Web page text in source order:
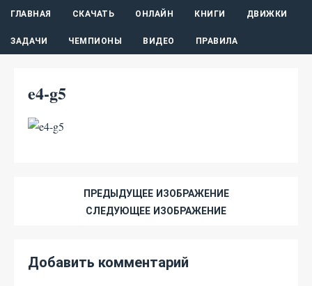
ГЛАВНАЯ СКАЧАТЬ ОНЛАЙН КНИГИ ДВИЖКИ
ЗАДАЧИ ЧЕМПИОНЫ ВИДЕО ПРАВИЛА
e4-g5
ПРЕДЫДУЩЕЕ ИЗОБРАЖЕНИЕ
СЛЕДУЮЩЕЕ ИЗОБРАЖЕНИЕ
Добавить комментарий